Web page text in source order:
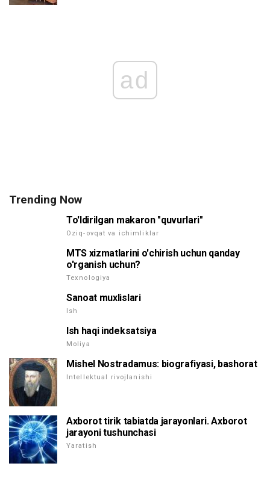
ad
Trending Now
To'ldirilgan makaron "quvurlari"
Oziq-ovqat va ichimliklar
MTS xizmatlarini o'chirish uchun qanday
o'rganish uchun?
Texnologiya
Sanoat muxlislari
Ish
Ish haqi indeksatsiya
Moliya
Mishel Nostradamus: biografiyasi, bashorat
Intellektual rivojlanishi
Axborot tirik tabiatda jarayonlari. Axborot
jarayoni tushunchasi
Yaratish